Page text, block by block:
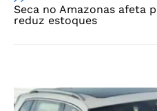
Seca no Amazonas afeta
reduz estoques